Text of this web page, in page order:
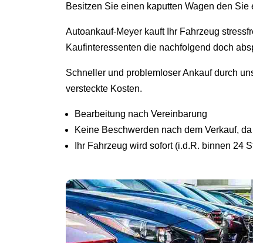
Besitzen Sie einen kaputten Wagen den
Autoankauf-Meyer kauft Ihr Fahrzeug
Kaufinteressenten die nachfolgend doch
Schneller und problemloser Ankauf durch
versteckte Kosten.
Bearbeitung nach Vereinbarung
Keine Beschwerden nach dem Verkauf,
Ihr Fahrzeug wird sofort (i.d.R. binnen 24